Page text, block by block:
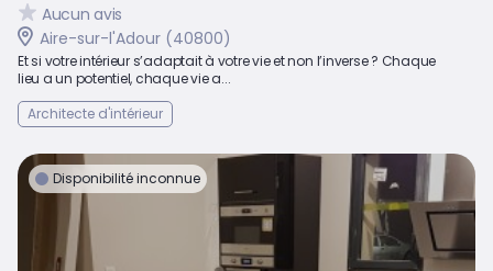
Aucun avis
Aire-sur-l'Adour (40800)
Et si votre intérieur s’adaptait à votre vie et non l’inverse ? Chaque
lieu a un potentiel, chaque vie a...
Architecte d'intérieur
Disponibilité inconnue